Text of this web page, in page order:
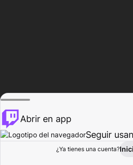
Explorar
Abrir en app
Seguir
¿Ya tienes una cuenta?